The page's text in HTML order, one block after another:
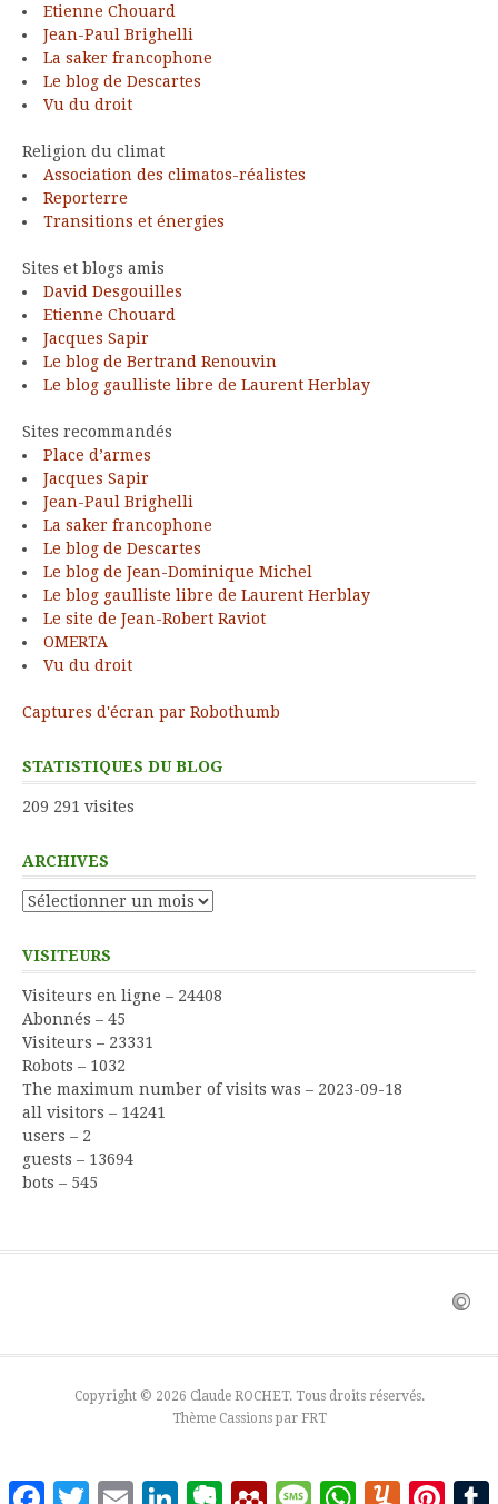
Etienne Chouard
Jean-Paul Brighelli
La saker francophone
Le blog de Descartes
Vu du droit
Religion du climat
Association des climatos-réalistes
Reporterre
Transitions et énergies
Sites et blogs amis
David Desgouilles
Etienne Chouard
Jacques Sapir
Le blog de Bertrand Renouvin
Le blog gaulliste libre de Laurent Herblay
Sites recommandés
Place d’armes
Jacques Sapir
Jean-Paul Brighelli
La saker francophone
Le blog de Descartes
Le blog de Jean-Dominique Michel
Le blog gaulliste libre de Laurent Herblay
Le site de Jean-Robert Raviot
OMERTA
Vu du droit
Captures d'écran par Robothumb
STATISTIQUES DU BLOG
209 291 visites
ARCHIVES
Archives
VISITEURS
Visiteurs en ligne – 24408
Abonnés – 45
Visiteurs – 23331
Robots – 1032
The maximum number of visits was – 2023-09-18
all visitors – 14241
users – 2
guests – 13694
bots – 545
Copyright © 2026 Claude ROCHET. Tous droits réservés.
Thème Cassions par FRT
FacebookTwitterEmail LinkedInEvernoteMendeleyMessageWhatsAppYummly